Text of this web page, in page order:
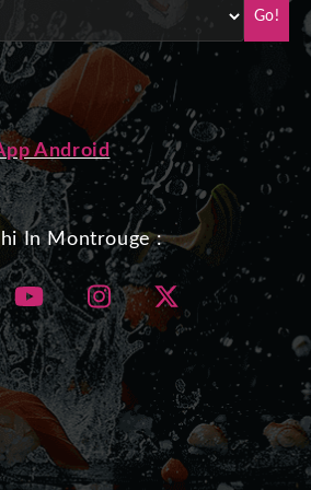
Go!
Android
In Montrouge :